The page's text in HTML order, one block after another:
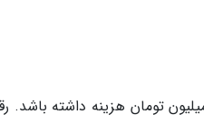
خودرو های لوکس برای یک روز می تواند بیشتر از 10 میلیون